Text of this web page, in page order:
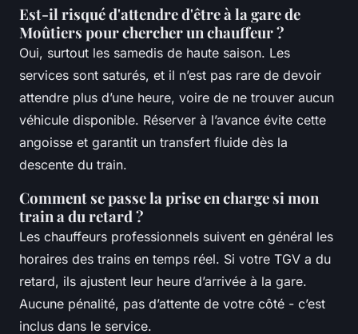
Est-il risqué d'attendre d'être à la gare de
Moûtiers pour chercher un chauffeur ?
Oui, surtout les samedis de haute saison. Les
services sont saturés, et il n’est pas rare de devoir
attendre plus d’une heure, voire de ne trouver aucun
véhicule disponible. Réserver à l’avance évite cette
angoisse et garantit un transfert fluide dès la
descente du train.
Comment se passe la prise en charge si mon
train a du retard ?
Les chauffeurs professionnels suivent en général les
horaires des trains en temps réel. Si votre TGV a du
retard, ils ajustent leur heure d’arrivée à la gare.
Aucune pénalité, pas d’attente de votre côté - c’est
inclus dans le service.